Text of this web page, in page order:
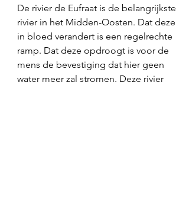
De rivier de Eufraat is de belangrijkste
rivier in het Midden-Oosten. Dat deze
in bloed verandert is een regelrechte
ramp. Dat deze opdroogt is voor de
mens de bevestiging dat hier geen
water meer zal stromen. Deze rivier